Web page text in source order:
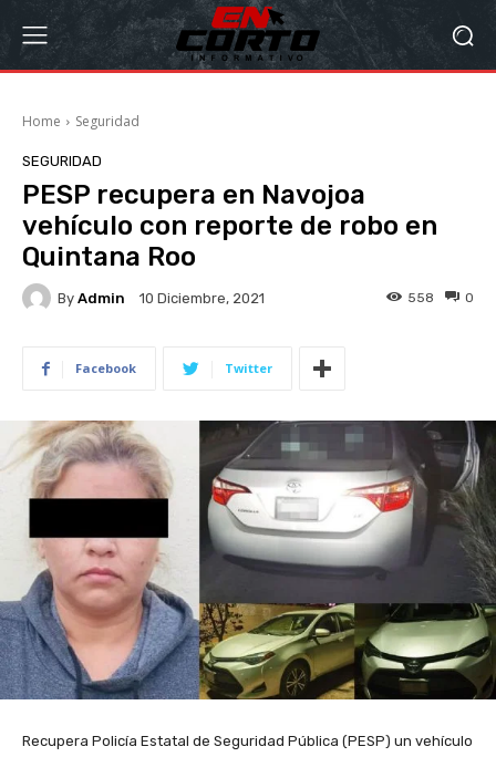
Home Seguridad
SEGURIDAD
PESP recupera en Navojoa
vehículo con reporte de robo en
Quintana Roo
By Admin 10 Diciembre, 2021 0
558
Facebook Twitter
Recupera Policía Estatal de Seguridad Pública (PESP) un vehículo